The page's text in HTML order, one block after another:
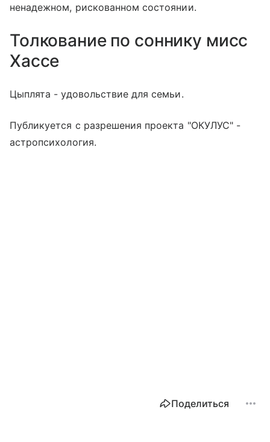
ненадежном, рискованном состоянии.
Толкование по соннику мисс
Хассе
Цыплята - удовольствие для семьи.
Публикуется с разрешения проекта "ОКУЛУС" -
астропсихология.
Поделиться